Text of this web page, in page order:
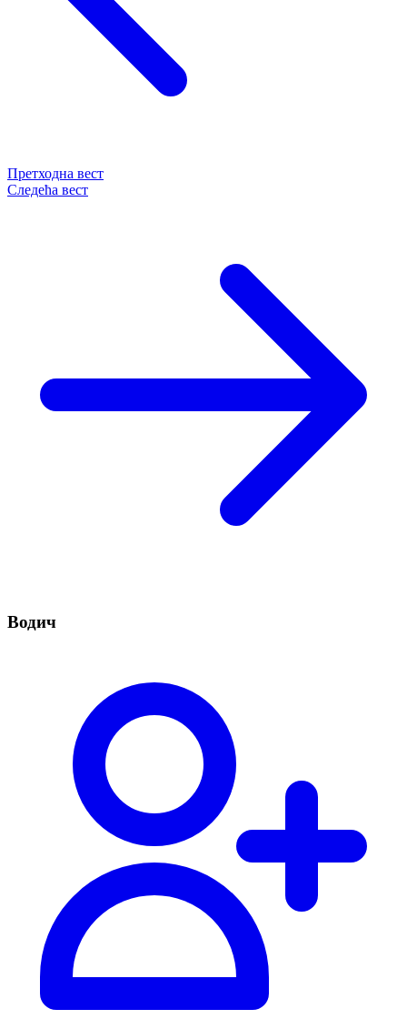
Претходна вест
Следећа вест
Водич